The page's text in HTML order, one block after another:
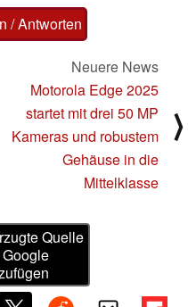
/ Antworten
Neuere News
Motorola Edge 2025
startet mit drei 50 MP
Kameras und robustem
Gehäuse in die
Mittelklasse
⟩
Quelle